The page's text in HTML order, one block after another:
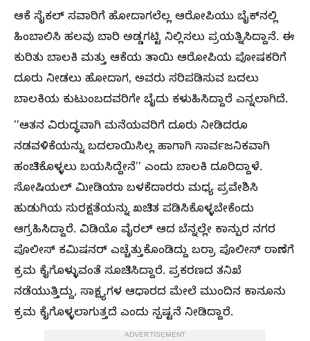
ಆಕೆ ಸೈಕಲ್ ಸವಾರಿಗೆ ಹೋದಾಗಲೆಲ್ಲ ಆರೋಪಿಯು ಬೈಕ್‌ನಲ್ಲಿ
ಹಿಂಬಾಲಿಸಿ ಹಲವು ಬಾರಿ ಅಡ್ಡಗಟ್ಟಿ ನಿಲ್ಲಿಸಲು ಪ್ರಯತ್ನಿಸಿದ್ದಾನೆ. ಈ
ಕುರಿತು ಬಾಲಕಿ ಮತ್ತು ಆಕೆಯ ತಾಯಿ ಆರೋಪಿಯ ಪೋಷಕರಿಗೆ
ದೂರು ನೀಡಲು ಹೋದಾಗ, ಅವರು ಸರಿಪಡಿಸುವ ಬದಲು
ಬಾಲಕಿಯ ಕುಟುಂಬದವರಿಗೇ ಬೈದು ಕಳುಹಿಸಿದ್ದಾರೆ ಎನ್ನಲಾಗಿದೆ.
ʼʼಆತನ ವಿರುದ್ಧವಾಗಿ ಮನೆಯವರಿಗೆ ದೂರು ನೀಡಿದರೂ
ನಡವಳಿಕೆಯನ್ನು ಬದಲಾಯಿಸಿಲ್ಲ ಹಾಗಾಗಿ ಸಾರ್ವಜನಿಕವಾಗಿ
ಹಂಚಿಕೊಳ್ಳಲು ಬಯಸಿದ್ದೇನೆʼʼ ಎಂದು ಬಾಲಕಿ ದೂರಿದ್ದಾಳೆ.
ಸೋಷಿಯಲ್ ಮೀಡಿಯಾ ಬಳಕೆದಾರರು ಮಧ್ಯ ಪ್ರವೇಶಿಸಿ
ಹುಡುಗಿಯ ಸುರಕ್ಷತೆಯನ್ನು ಖಚಿತ ಪಡಿಸಿಕೊಳ್ಳಬೇಕೆಂದು
ಆಗ್ರಹಿಸಿದ್ದಾರೆ.​ ವಿಡಿಯೊ ವೈರಲ್ ಆದ ಬೆನ್ನಲ್ಲೇ ಕಾನ್ಪುರ ನಗರ
ಪೊಲೀಸ್ ಕಮಿಷನರ್ ಎಚ್ಚೆತ್ತುಕೊಂಡಿದ್ದು ಬರ್ರಾ ಪೊಲೀಸ್ ಠಾಣೆಗೆ
ಕ್ರಮ ಕೈಗೊಳ್ಳುವಂತೆ ಸೂಚಿಸಿದ್ದಾರೆ. ಪ್ರಕರಣದ ತನಿಖೆ
ನಡೆಯುತ್ತಿದ್ದು, ಸಾಕ್ಷ್ಯಗಳ ಆಧಾರದ ಮೇಲೆ ಮುಂದಿನ ಕಾನೂನು
ಕ್ರಮ ಕೈಗೊಳ್ಳಲಾಗುತ್ತದೆ ಎಂದು ಸ್ಪಷ್ಟನೆ ನೀಡಿದ್ದಾರೆ.
ADVERTISEMENT